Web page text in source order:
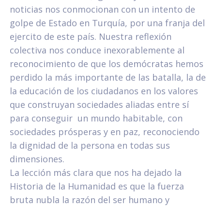
noticias nos conmocionan con un intento de
golpe de Estado en Turquía, por una franja del
ejercito de este país. Nuestra reflexión
colectiva nos conduce inexorablemente al
reconocimiento de que los demócratas hemos
perdido la más importante de las batalla, la de
la educación de los ciudadanos en los valores
que construyan sociedades aliadas entre sí
para conseguir un mundo habitable, con
sociedades prósperas y en paz, reconociendo
la dignidad de la persona en todas sus
dimensiones.
La lección más clara que nos ha dejado la
Historia de la Humanidad es que la fuerza
bruta nubla la razón del ser humano y